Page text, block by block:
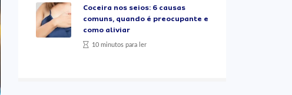
Coceira nos seios: 6 causas
comuns, quando é preocupante e
como aliviar
10 minutos para ler